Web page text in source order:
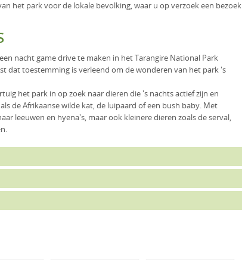
het park voor de lokale bevolking, waar u op verzoek een bezoek
nacht game drive te maken in het Tarangire National Park
dat toestemming is verleend om de wonderen van het park 's
het park in op zoek naar dieren die 's nachts actief zijn en
de Afrikaanse wilde kat, de luipaard of een bush baby. Met
leeuwen en hyena's, maar ook kleinere dieren zoals de serval,